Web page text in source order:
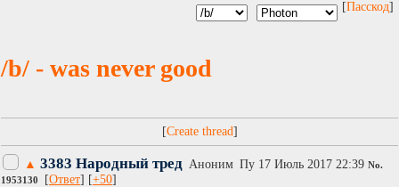
[Пасскод]
/b/ - was never good
[ ]
▲ 3383 Народный тред Аноним Пy 17 Июль 2017 22:39 No.
1953130
[Ответ] [+50]